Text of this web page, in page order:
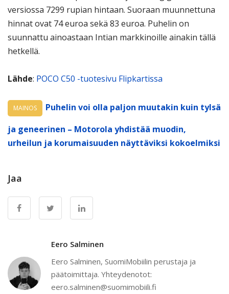
versiossa 7299 rupian hintaan. Suoraan muunnettuna
hinnat ovat 74 euroa sekä 83 euroa. Puhelin on
suunnattu ainoastaan Intian markkinoille ainakin tällä
hetkellä.
Lähde: POCO C50 -tuotesivu Flipkartissa
MAINOS
Puhelin voi olla paljon muutakin kuin tylsä
ja geneerinen – Motorola yhdistää muodin,
urheilun ja korumaisuuden näyttäviksi kokoelmiksi
Jaa
Eero Salminen
Eero Salminen, SuomiMobiilin perustaja ja
päätoimittaja. Yhteydenotot:
eero.salminen@suomimobiili.fi